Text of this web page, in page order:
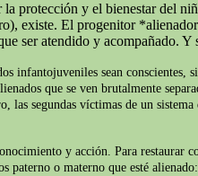
protección y el bienestar del
existe. El progenitor
ser atendido y acompañado.
infantojuveniles sean
que se ven brutalmente
segundas víctimas de un
y acción. Para
o materno que esté